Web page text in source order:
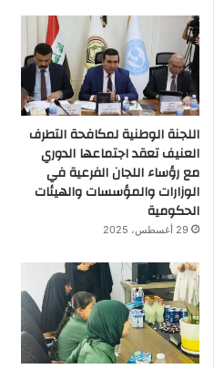
اللجنة الوطنية لمكافحة التطرف
العنيف تعقد اجتماعها الدوري
مع رؤساء اللجان الفرعية في
الوزارات والمؤسسات والهيئات
الحكومية
29 أغسطس، 2025